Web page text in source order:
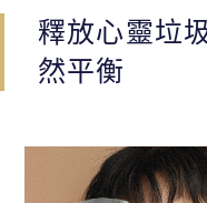
釋放心靈垃
然平衡